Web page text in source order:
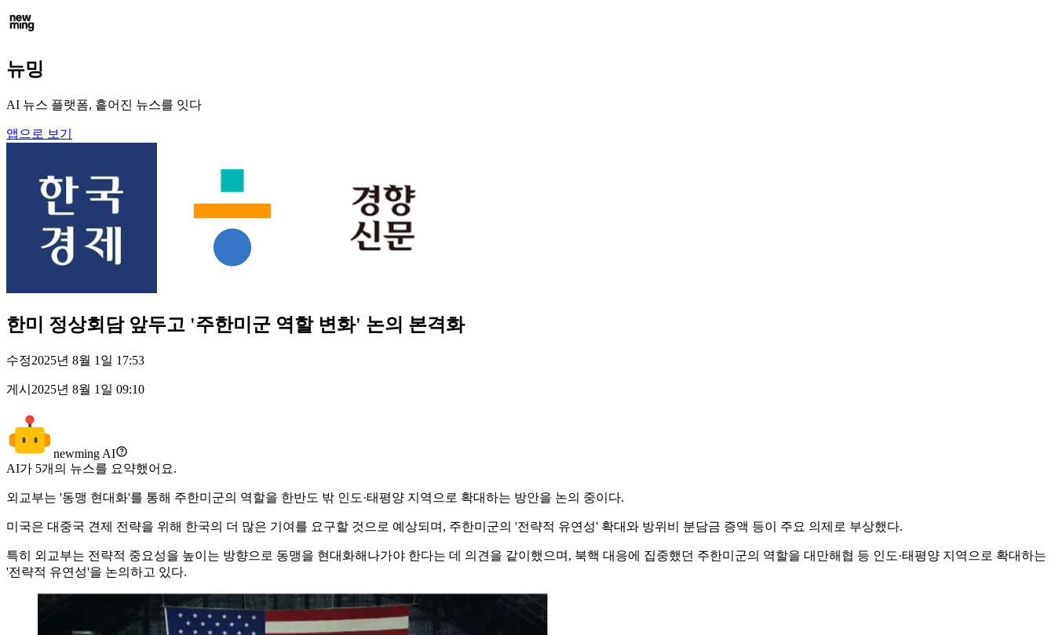
뉴밍
AI 뉴스 플랫폼, 흩어진 뉴스를 잇다
앱으로 보기
한미 정상회담 앞두고 '주한미군 역할 변화' 논의 본격화
수정2025년 8월 1일 17:53
게시 2025년 8월 1일 09:10
newming AI
AI가 5개의 뉴스를 요약했어요.
외교부는 '동맹 현대화'를 통해 주한미군의 역할을 한반도 밖 인도·태평양 지역으로 확대하는 방안을 논의 중이다.
미국은 대중국 견제 전략을 위해 한국의 더 많은 기여를 요구할 것으로 예상되며, 주한미군의 '전략적 유연성' 확대와 방위비 분담금 증액 등이 주요 의제로 부상했다.
특히 외교부는 전략적 중요성을 높이는 방향으로 동맹을 현대화해나가야 한다는 데 의견을 같이했으며, 북핵 대응에 집중했던 주한미군의 역할을 대만해협 등 인도·태평양 지역으로 확대하는
'전략적 유연성'을 논의하고 있다.